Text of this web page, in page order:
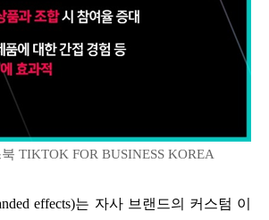
TIKTOK FOR BUSINESS KOREA
effects)는 자사 브랜드의 커스텀 이